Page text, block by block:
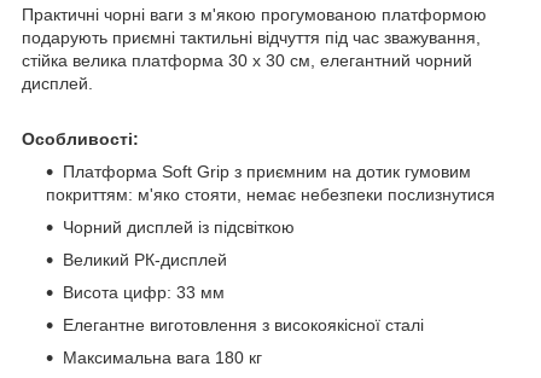
Практичні чорні ваги з м'якою прогумованою платформою
подарують приємні тактильні відчуття під час зважування,
стійка велика платформа 30 х 30 см, елегантний чорний
дисплей.
Особливості:
Платформа Soft Grip з приємним на дотик гумовим
покриттям: м'яко стояти, немає небезпеки послизнутися
Чорний дисплей із підсвіткою
Великий РК-дисплей
Висота цифр: 33 мм
Елегантне виготовлення з високоякісної сталі
Максимальна вага 180 кг